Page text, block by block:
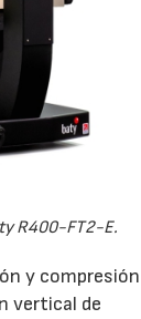
R400-FT2-E.
y compresión
vertical de